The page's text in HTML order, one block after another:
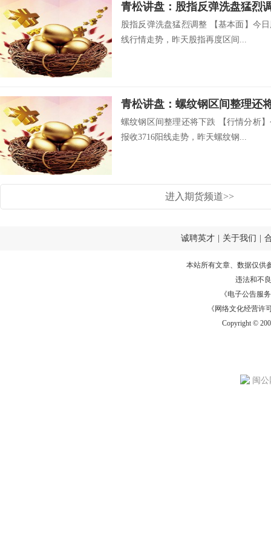
青松讲盘：股指反弹洗盘猛烈
股指反弹洗盘猛烈调整 【基本面】今
线行情走势，昨天股指再度区间...
青松讲盘：螺纹钢区间整理还
螺纹钢区间整理还将下跌 【行情分析
报收3716阳线走势，昨天螺纹钢...
进入期货频道>>
诚聘英才 关于我们
本站所有文章、数据仅供
违法和不
《电子公告服务
《网络文化经营许
Copyright ©
闽公